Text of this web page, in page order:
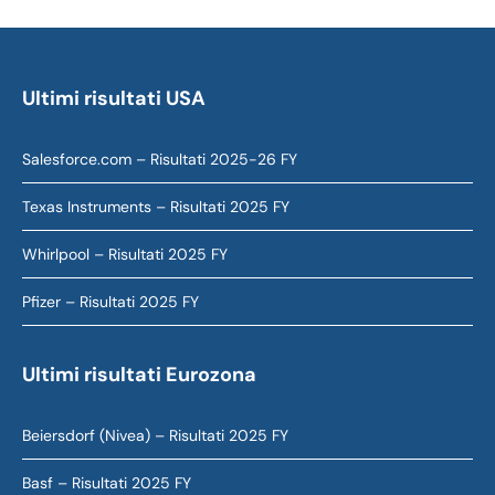
Ultimi risultati USA
Salesforce.com – Risultati 2025-26 FY
Texas Instruments – Risultati 2025 FY
Whirlpool – Risultati 2025 FY
Pfizer – Risultati 2025 FY
Ultimi risultati Eurozona
Beiersdorf (Nivea) – Risultati 2025 FY
Basf – Risultati 2025 FY